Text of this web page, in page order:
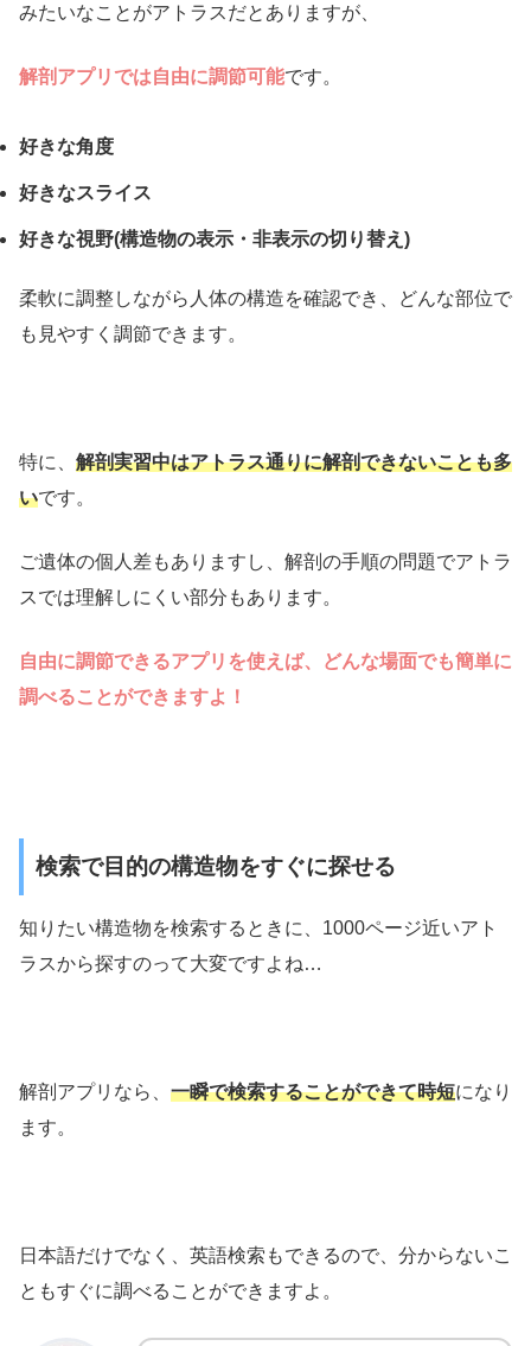
みたいなことがアトラスだとありますが、
解剖アプリでは自由に調節可能です。
好きな角度
好きなスライス
好きな視野(構造物の表示・非表示の切り替え)
柔軟に調整しながら人体の構造を確認でき、どんな部位で
も見やすく調節できます。
特に、 解剖実習中はアトラス通りに解剖できないことも多
いです。
ご遺体の個人差もありますし、解剖の手順の問題でアトラ
スでは理解しにくい部分もあります。
自由に調節できるアプリを使えば、どんな場面でも簡単に
調べることができますよ！
検索で目的の構造物をすぐに探せる
知りたい構造物を検索するときに、1000ページ近いアト
ラスから探すのって大変ですよね…
解剖アプリなら、 一瞬で検索することができて時短になり
ます。
日本語だけでなく、英語検索もできるので、分からないこ
ともすぐに調べることができますよ。